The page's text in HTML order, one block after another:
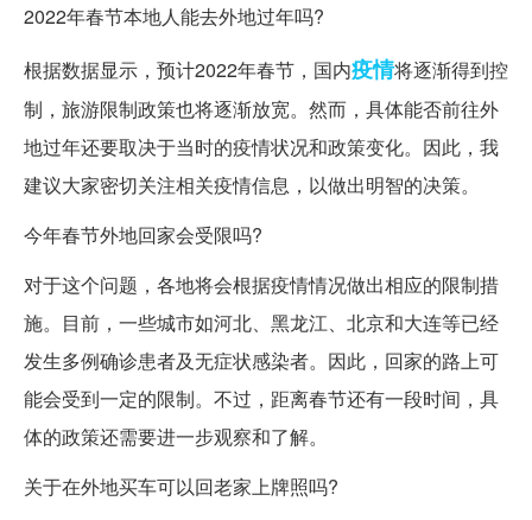
2022年春节本地人能去外地过年吗?
根据数据显示，预计2022年春节，国内疫情将逐渐得到控
制，旅游限制政策也将逐渐放宽。然而，具体能否前往外
地过年还要取决于当时的疫情状况和政策变化。因此，我
建议大家密切关注相关疫情信息，以做出明智的决策。
今年春节外地回家会受限吗?
对于这个问题，各地将会根据疫情情况做出相应的限制措
施。目前，一些城市如河北、黑龙江、北京和大连等已经
发生多例确诊患者及无症状感染者。因此，回家的路上可
能会受到一定的限制。不过，距离春节还有一段时间，具
体的政策还需要进一步观察和了解。
关于在外地买车可以回老家上牌照吗?